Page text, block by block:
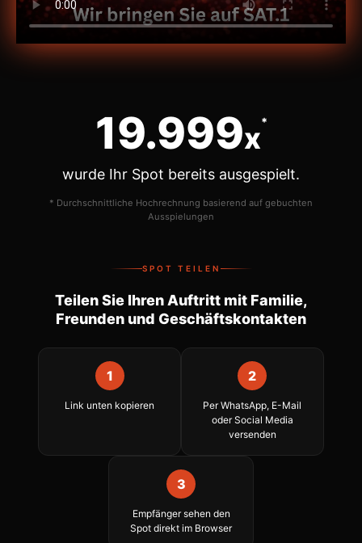
20.000x *
wurde Ihr Spot bereits ausgespielt.
* Durchschnittliche Hochrechnung basierend auf gebuchten
Ausspielungen
SPOT TEILEN
Teilen Sie Ihren Auftritt mit Familie,
Freunden und Geschäftskontakten
1
Link unten kopieren
2
Per WhatsApp, E-Mail
oder Social Media
versenden
3
Empfänger sehen den
Spot direkt im Browser